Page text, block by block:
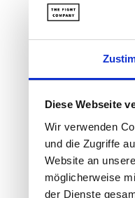
Diese Webseite
Wir verwenden
und die Zugriffe
Website an
möglicherweise
der Dienste
Für